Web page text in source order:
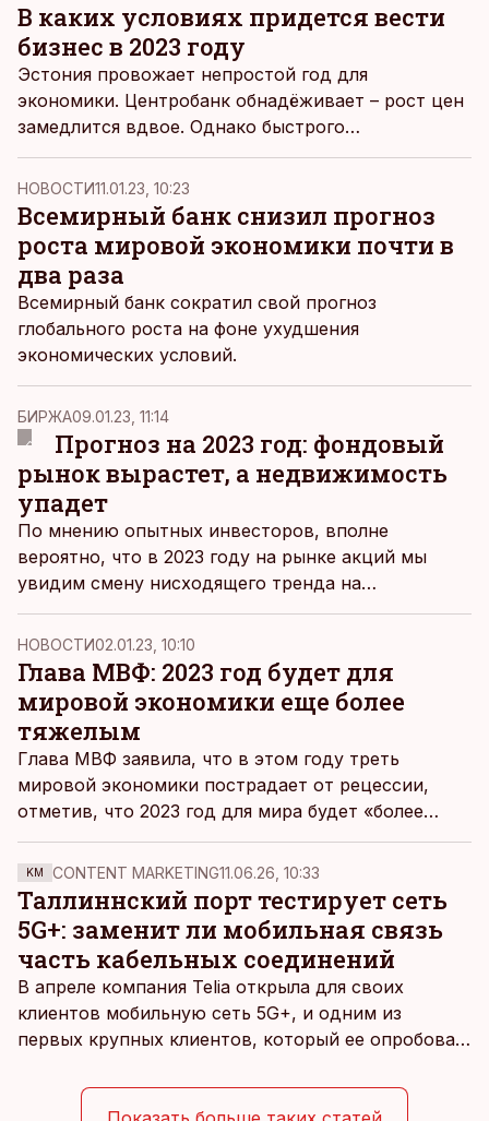
В каких условиях придется вести
бизнес в 2023 году
Эстония провожает непростой год для
экономики. Центробанк обнадёживает – рост цен
замедлится вдвое. Однако быстрого
восстановления экономики не будет.
НОВОСТИ11.01.23, 10:23
Всемирный банк снизил прогноз
роста мировой экономики почти в
два раза
Всемирный банк сократил свой прогноз
глобального роста на фоне ухудшения
экономических условий.
БИРЖА09.01.23, 11:14
Прогноз на 2023 год: фондовый
рынок вырастет, а недвижимость
упадет
По мнению опытных инвесторов, вполне
вероятно, что в 2023 году на рынке акций мы
увидим смену нисходящего тренда на
восходящий, однако в случае с недвижимостью
нужно быть готовым к спаду.
НОВОСТИ02.01.23, 10:10
Глава МВФ: 2023 год будет для
мировой экономики еще более
тяжелым
Глава МВФ заявила, что в этом году треть
мировой экономики пострадает от рецессии,
отметив, что 2023 год для мира будет «более
тяжелым», чем предыдущие 12 месяцев.
KM CONTENT MARKETING11.06.26, 10:33
Таллиннский порт тестирует сеть
5G+: заменит ли мобильная связь
часть кабельных соединений
В апреле компания Telia открыла для своих
клиентов мобильную сеть 5G+, и одним из
первых крупных клиентов, который ее опробовал,
новую технологию в условиях портовой